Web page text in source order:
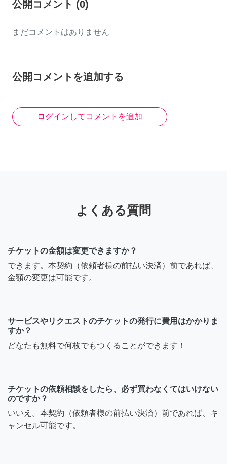
公開コメント (0)
まだコメントはありません
公開コメントを追加する
ログインしてコメントを追加
よくある質問
チケットの金額は変更できますか？
できます。本契約（依頼者様の前払い決済）前であれば、
金額の変更は可能です。
サービスやリクエストのチケットの発行に費用はかかりま
すか？
どなたも無料で何枚でもつくることができます！
チケットの依頼相談をしたら、必ず買わなくてはいけない
のですか？
いいえ。本契約（依頼者様の前払い決済）前であれば、キ
ャンセル可能です。